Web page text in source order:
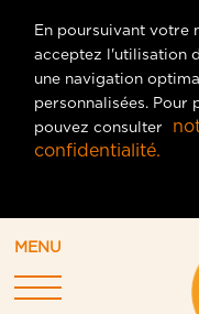
En poursuivant votre
acceptez l'utilisation
une navigation
personnalisées. Pour
pouvez consulter
confidentialité.
MENU